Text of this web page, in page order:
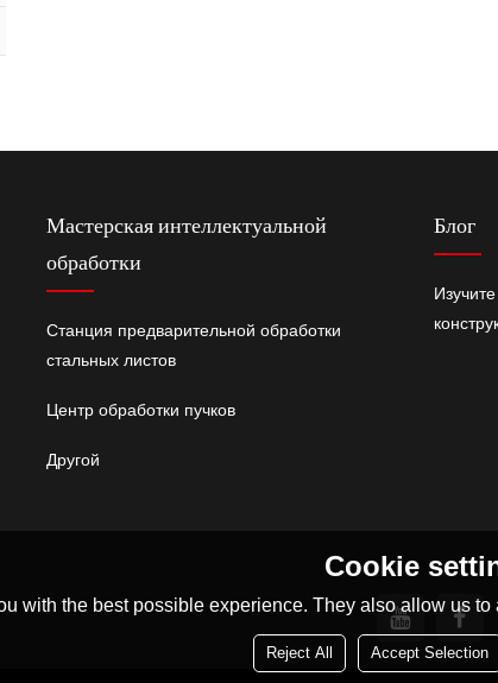
Мастерская интеллектуальной
обработки
Станция предварительной обработки
стальных листов
Центр обработки пучков
Другой
Блог
Cookie
with the best possible experience. They also allow us
Reject All Accept Selection